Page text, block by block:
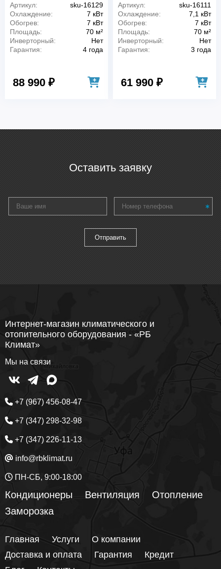
Артикул:
sku-16129
Охлаждение:
7 кВт
Обогрев:
7 кВт
Площадь:
70 м²
Инверторный:
Нет
Гарантия:
4 года
88 990 ₽
Артикул:
sku-16111
Охлаждение:
7,1 кВт
Обогрев:
7 кВт
Площадь:
70 м²
Инверторный:
Нет
Гарантия:
3 года
61 990 ₽
Оставить заявку
Интернет-магазин климатического и
отопительного оборудования - «РБ
Климат»
Мы на связи
+7 (967) 456-08-47
+7 (347) 298-32-98
+7 (347) 226-11-13
info@rbklimat.ru
ПН-СБ, 9:00-18:00
Кондиционеры Вентиляция
Отопление
Заморозка
Главная Услуги
О компании
Доставка и оплата
Гарантия
Кредит